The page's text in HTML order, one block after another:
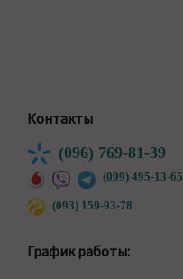
Контакты
(096) 769-81-39
(099) 495-13-65
(093) 159-93-78
График работы: